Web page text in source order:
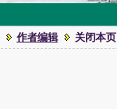
作者编辑 关闭本页